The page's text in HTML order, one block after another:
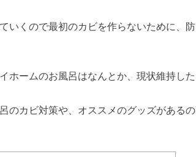
いくので最初のカビを作らないために、防
ホームのお風呂はなんとか、現状維持した
のカビ対策や、オススメのグッズがあるの